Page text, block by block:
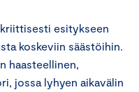
esitykseen
koskeviin säästöihin.
haasteellinen,
jossa lyhyen aikavälin